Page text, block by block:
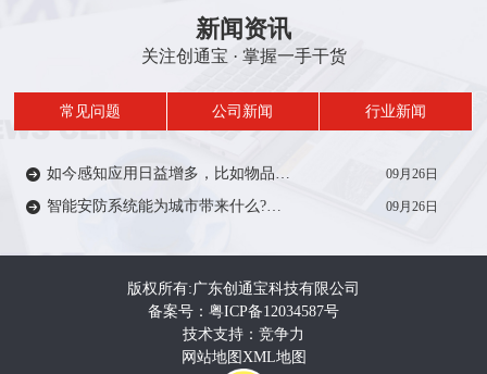
新闻资讯
关注创通宝 · 掌握一手干货
常见问题 公司新闻 行业新闻
09月26日
09月26日
版权所有:广东创通宝科技有限公司
备案号：粤ICP备12034587号
技术支持：竞争力
网站地图 XML地图